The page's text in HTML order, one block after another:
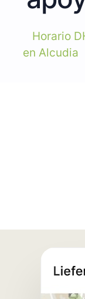
Horario
en Alcudia